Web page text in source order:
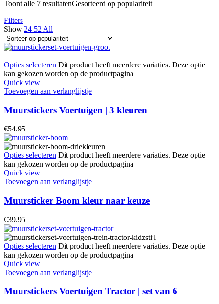
Toont alle 7 resultatenGesorteerd op populariteit
Filters
Show 24 52 All
Opties selecteren Dit product heeft meerdere variaties. Deze optie
kan gekozen worden op de productpagina
Quick view
Toevoegen aan verlanglijstje
Muurstickers Voertuigen | 3 kleuren
€54.95
Opties selecteren Dit product heeft meerdere variaties. Deze optie
kan gekozen worden op de productpagina
Quick view
Toevoegen aan verlanglijstje
Muursticker Boom kleur naar keuze
€39.95
Opties selecteren Dit product heeft meerdere variaties. Deze optie
kan gekozen worden op de productpagina
Quick view
Toevoegen aan verlanglijstje
Muurstickers Voertuigen Tractor | set van 6